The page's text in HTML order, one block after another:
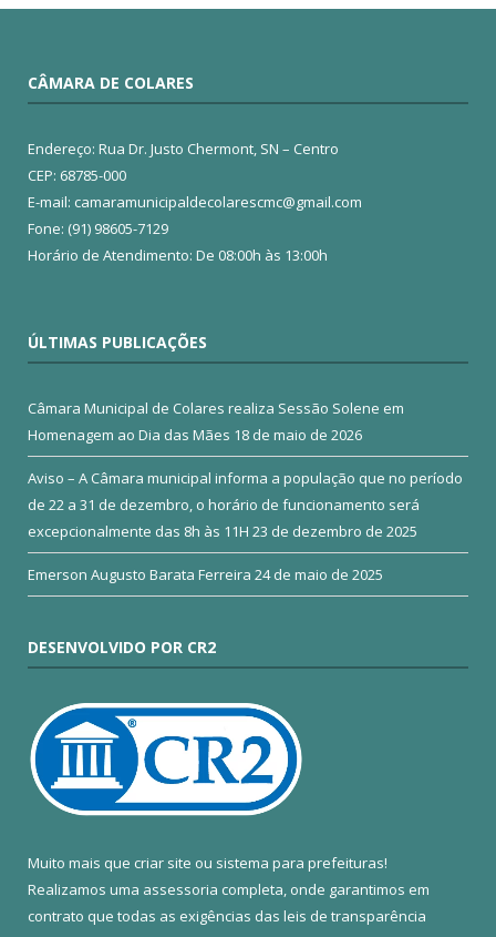
CÂMARA DE COLARES
Endereço: Rua Dr. Justo Chermont, SN – Centro
CEP: 68785-000
E-mail: camaramunicipaldecolarescmc@gmail.com
Fone: (91) 98605-7129
Horário de Atendimento: De 08:00h às 13:00h
ÚLTIMAS PUBLICAÇÕES
Câmara Municipal de Colares realiza Sessão Solene em
Homenagem ao Dia das Mães 18 de maio de 2026
Aviso – A Câmara municipal informa a população que no período
de 22 a 31 de dezembro, o horário de funcionamento será
excepcionalmente das 8h às 11H 23 de dezembro de 2025
Emerson Augusto Barata Ferreira 24 de maio de 2025
DESENVOLVIDO POR CR2
Muito mais que criar site ou sistema para prefeituras!
Realizamos uma assessoria completa, onde garantimos em
contrato que todas as exigências das leis de transparência